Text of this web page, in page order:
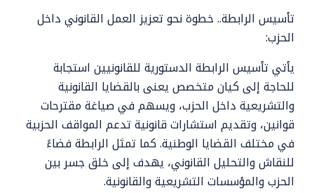
تأسيس الرابطة.. خطوة نحو تعزيز العمل القانوني داخل
الحزب:
يأتي تأسيس الرابطة الدستورية للقانونيين استجابة
للحاجة إلى كيان متخصص يعنى بالقضايا القانونية
والتشريعية داخل الحزب، ويسهم في صياغة مقترحات
قوانين، وتقديم استشارات قانونية تدعم المواقف الحزبية
في مختلف القضايا الوطنية. كما تمثل الرابطة فضاءً
للنقاش والتحليل القانوني، يهدف إلى خلق جسر بين
الحزب والمؤسسات التشريعية والقانونية.